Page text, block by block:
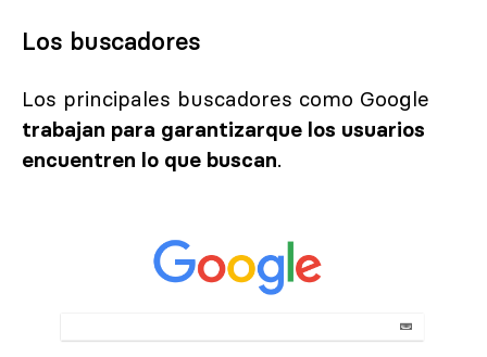
Los buscadores
Los principales buscadores como Google
trabajan para garantizarque los usuarios
encuentren lo que buscan.